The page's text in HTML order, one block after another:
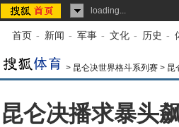
loading...
首页 - 新闻 - 军事 - 文化 - 历史 -
> 昆仑决世界格斗系列赛 > 昆
昆仑决播求暴头